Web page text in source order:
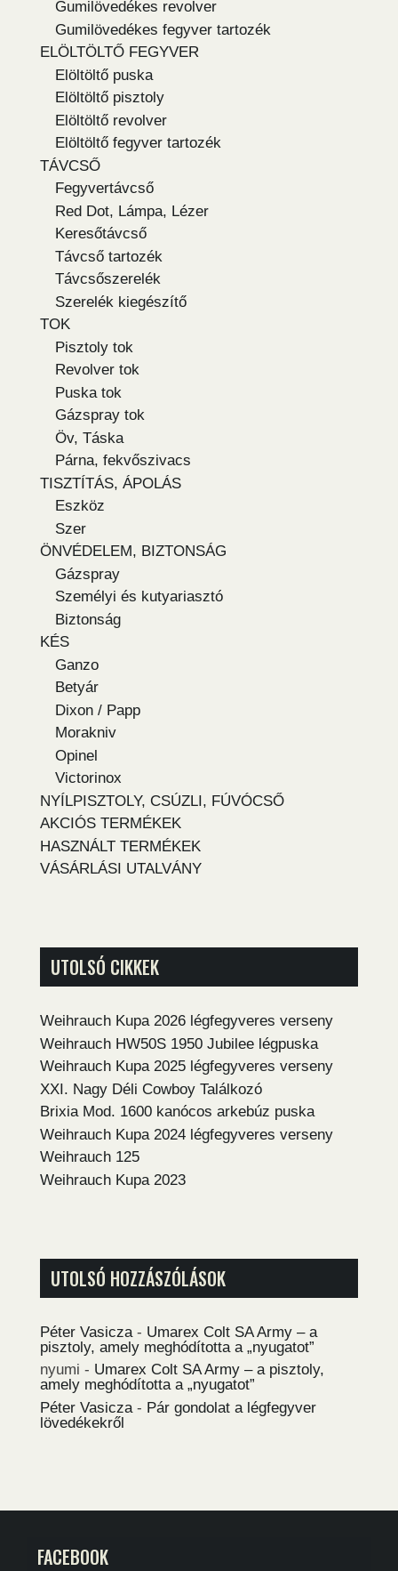
Gumilövedékes revolver
Gumilövedékes fegyver tartozék
ELÖLTÖLTŐ FEGYVER
Elöltöltő puska
Elöltöltő pisztoly
Elöltöltő revolver
Elöltöltő fegyver tartozék
TÁVCSŐ
Fegyvertávcső
Red Dot, Lámpa, Lézer
Keresőtávcső
Távcső tartozék
Távcsőszerelék
Szerelék kiegészítő
TOK
Pisztoly tok
Revolver tok
Puska tok
Gázspray tok
Öv, Táska
Párna, fekvőszivacs
TISZTÍTÁS, ÁPOLÁS
Eszköz
Szer
ÖNVÉDELEM, BIZTONSÁG
Gázspray
Személyi és kutyariasztó
Biztonság
KÉS
Ganzo
Betyár
Dixon / Papp
Morakniv
Opinel
Victorinox
NYÍLPISZTOLY, CSÚZLI, FÚVÓCSŐ
AKCIÓS TERMÉKEK
HASZNÁLT TERMÉKEK
VÁSÁRLÁSI UTALVÁNY
UTOLSÓ CIKKEK
Weihrauch Kupa 2026 légfegyveres verseny
Weihrauch HW50S 1950 Jubilee légpuska
Weihrauch Kupa 2025 légfegyveres verseny
XXI. Nagy Déli Cowboy Találkozó
Brixia Mod. 1600 kanócos arkebúz puska
Weihrauch Kupa 2024 légfegyveres verseny
Weihrauch 125
Weihrauch Kupa 2023
UTOLSÓ HOZZÁSZÓLÁSOK
Péter Vasicza - Umarex Colt SA Army – a
pisztoly, amely meghódította a „nyugatot”
nyumi - Umarex Colt SA Army – a pisztoly,
amely meghódította a „nyugatot”
Péter Vasicza - Pár gondolat a légfegyver
lövedékekről
FACEBOOK